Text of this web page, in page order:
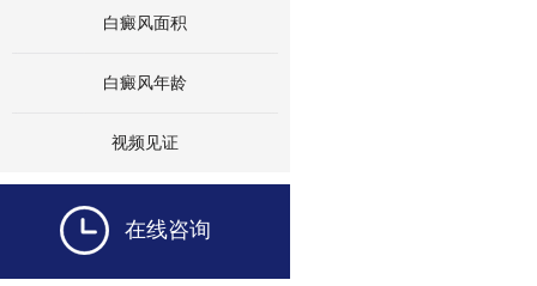
白癜风面积
白癜风年龄
视频见证
在线咨询